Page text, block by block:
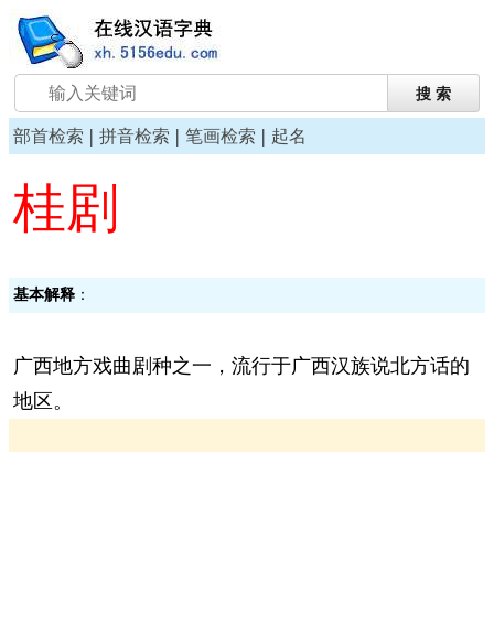
部首检索 | 拼音检索 | 笔画检索 | 起名
桂剧
基本解释 ：
广西地方戏曲剧种之一，流行于广西汉族说北方话的
地区。